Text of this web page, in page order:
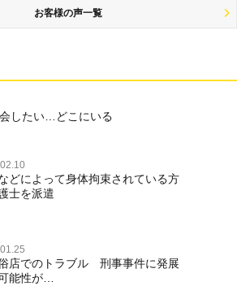
お客様の声一覧
したい…どこにいる
どによって身体拘束されている方
士を派遣
店でのトラブル 刑事事件に発展
能性が…